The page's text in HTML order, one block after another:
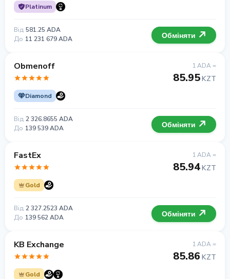
Platinum
Від 581.25 ADA
До 11 231 679 ADA Обміняти
Obmenoff
Diamond
1 ADA =
85.95KZT
Від 2 326.8655 ADA
До 139 539 ADA Обміняти
FastEx
Gold
1 ADA =
85.94KZT
Від 2 327.2523 ADA
До 139 562 ADA Обміняти
KB Exchange
Gold
1 ADA =
85.86 KZT